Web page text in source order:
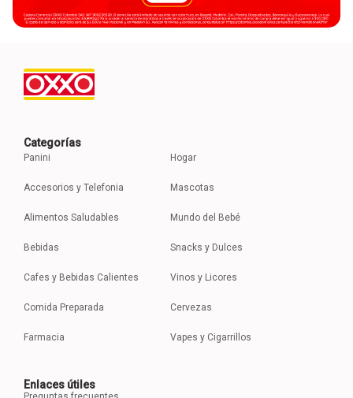
Categorías
Panini
Accesorios y Telefonia
Alimentos Saludables
Bebidas
Cafes y Bebidas Calientes
Comida Preparada
Farmacia
Hogar
Mascotas
Mundo del Bebé
Snacks y Dulces
Vinos y Licores
Cervezas
Vapes y Cigarrillos
Enlaces útiles